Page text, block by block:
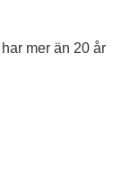
mer än 20 år